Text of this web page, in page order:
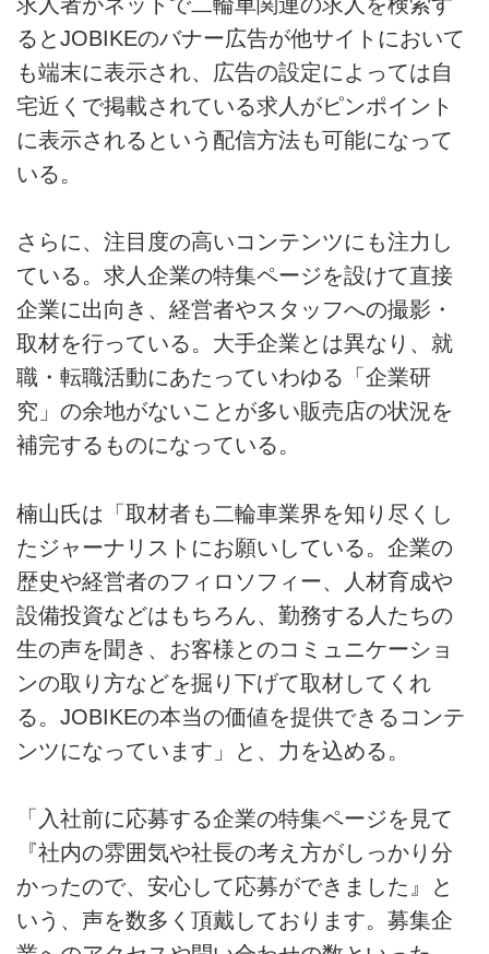
るとJOBIKEのバナー広告が他サイトにおいて
も端末に表示され、広告の設定によっては自
宅近くで掲載されている求人がピンポイント
に表示されるという配信方法も可能になって
いる。
さらに、注目度の高いコンテンツにも注力し
ている。求人企業の特集ページを設けて直接
企業に出向き、経営者やスタッフへの撮影・
取材を行っている。大手企業とは異なり、就
職・転職活動にあたっていわゆる「企業研
究」の余地がないことが多い販売店の状況を
補完するものになっている。
楠山氏は「取材者も二輪車業界を知り尽くし
たジャーナリストにお願いしている。企業の
歴史や経営者のフィロソフィー、人材育成や
設備投資などはもちろん、勤務する人たちの
生の声を聞き、お客様とのコミュニケーショ
ンの取り方などを掘り下げて取材してくれ
る。JOBIKEの本当の価値を提供できるコンテ
ンツになっています」と、力を込める。
「入社前に応募する企業の特集ページを見て
『社内の雰囲気や社長の考え方がしっかり分
かったので、安心して応募ができました』と
いう、声を数多く頂戴しております。募集企